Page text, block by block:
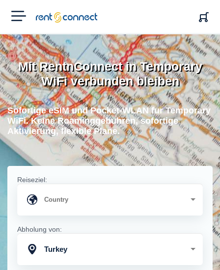
RENT'N
CONNECT
Mit RentnConnect in Temporary
WiFi verbunden bleiben
Sofortige eSIM und Pocket-WLAN fur Temporary
WiFi. Keine Roaminggebuhren, sofortige
Aktivierung, flexible Plane.
Reiseziel:
Abholung von:
Turkey